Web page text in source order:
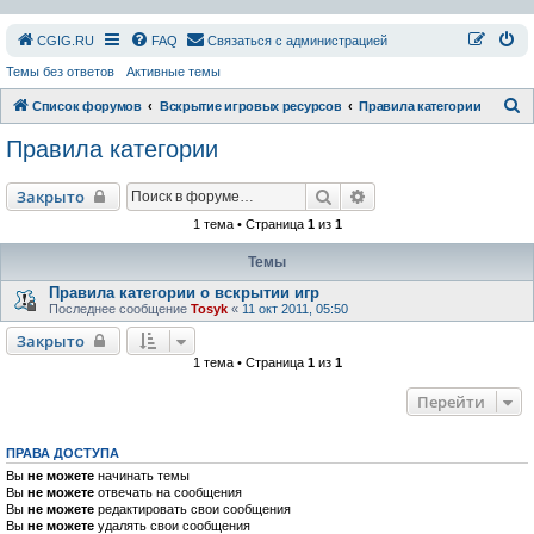
СGIG.RU FAQ Связаться с администрацией
Темы без ответов Активные темы
Список форумов Вскрытие игровых ресурсов Правила категории
Правила категории
Закрыто Поиск
1 тема • Страница 1из 1
Темы
Правила категории о вскрытии игр
Последнее сообщение Tosyk « 11 окт 2011, 05:50
Закрыто
1 тема • Страница 1из 1
Перейти
ПРАВА ДОСТУПА
Вы не можете начинать темы
Вы не можете отвечать на сообщения
Вы не можете редактировать свои сообщения
Вы не можете удалять свои сообщения